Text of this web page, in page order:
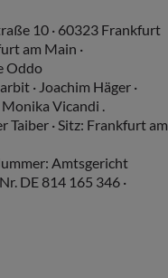
10 · 60323 Frankfurt
am Main ·
Oddo
· Joachim Häger ·
Vicandi .
· Sitz: Frankfurt am
Amtsgericht
DE 814 165 346 ·